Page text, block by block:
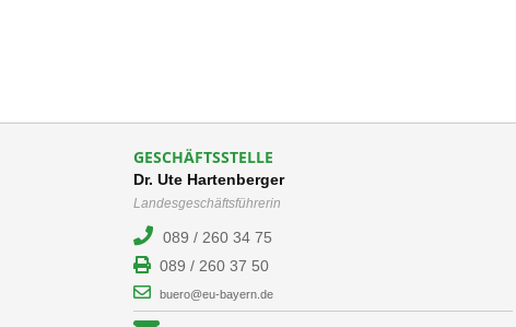
GESCHÄFTSSTELLE
Dr. Ute Hartenberger
Landesgeschäftsführerin
089 / 260 34 75
089 / 260 37 50
buero@eu-bayern.de